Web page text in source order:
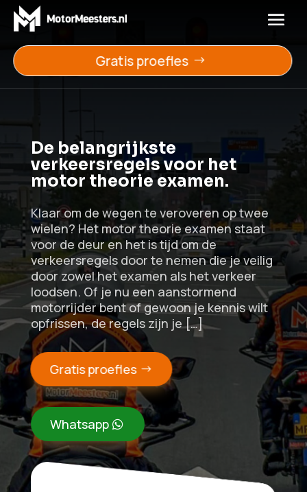
Gratis proefles
De belangrijkste
verkeersregels voor het
motor theorie examen.​​
Klaar om de wegen te veroveren op twee
wielen? Het motor theorie examen staat
voor de deur en het is tijd om de
verkeersregels door te nemen die je veilig
door zowel het examen als het verkeer
loodsen. Of je nu een aanstormend
motorrijder bent of gewoon je kennis wilt
opfrissen, de regels zijn je […]
Gratis proefles
Whatsapp